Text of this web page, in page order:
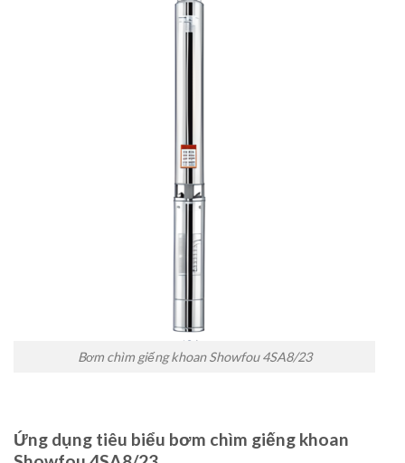
Bơm chìm giếng khoan Showfou 4SA8/23
Ứng dụng tiêu biểu bơm chìm giếng khoan